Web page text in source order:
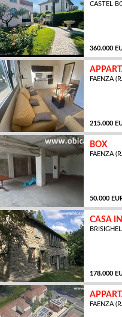
CASTEL
360.000
FAENZA
215.000
BOX
FAENZA
50.000
CASA
178.000
FAENZA